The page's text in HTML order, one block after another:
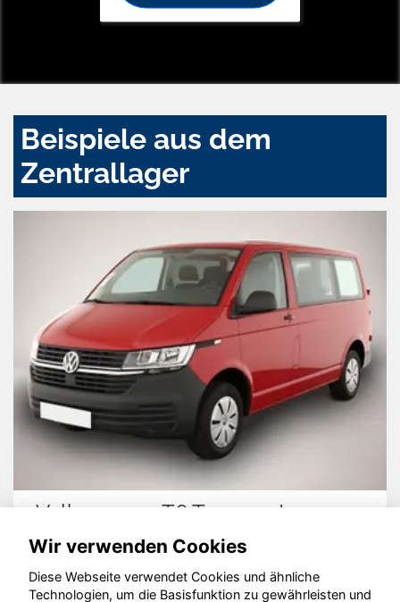
Beispiele aus dem
Zentrallager
T6 Transporter Ford
Wir verwenden Cookies
Diese Webseite verwendet Cookies und ähnliche
Technologien, um die Basisfunktion zu gewährleisten und